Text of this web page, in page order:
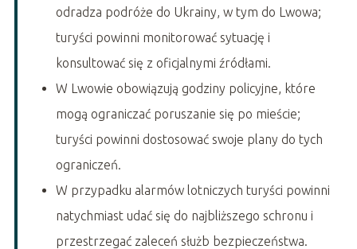
odradza podróże do Ukrainy, w tym do Lwowa;
turyści powinni monitorować sytuację i
konsultować się z oficjalnymi źródłami.
W Lwowie obowiązują godziny policyjne, które
mogą ograniczać poruszanie się po mieście;
turyści powinni dostosować swoje plany do tych
ograniczeń.
W przypadku alarmów lotniczych turyści powinni
natychmiast udać się do najbliższego schronu i
przestrzegać zaleceń służb bezpieczeństwa.